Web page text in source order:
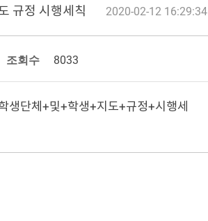
규정 시행세칙 2020-02-12 16:29:34
조회수 8033
생단체+및+학생+지도+규정+시행세